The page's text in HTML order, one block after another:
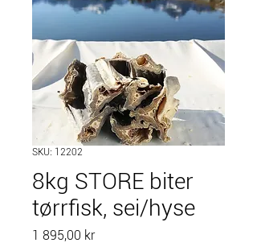
SKU: 12202
8kg STORE biter
tørrfisk, sei/hyse
1 895,00 krPris